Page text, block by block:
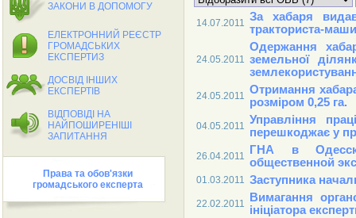
ЗАКОНИ В ДОПОМОГУ
ЕЛЕКТРОННИЙ РЕЄСТР
ГРОМАДСЬКИХ
ЕКСПЕРТИЗ
ДОСВIД IНШИХ
ЕКСПЕРТIВ
ВIДПОВIДI НА
НАЙПОШИРЕНIШI
ЗАПИТАННЯ
Права та обов'язки
громадського експерта
14.07.2011 За хабаря
тракториста-
24.05.2011
Одержання
земельної
24.05.2011 Отримання
розміром 0,25 га.
04.05.2011 Управління
перешкоджає у
26.04.2011
ГНА в
общественной
01.03.2011 Заступника
22.02.2011
Вимагання
ініціатора